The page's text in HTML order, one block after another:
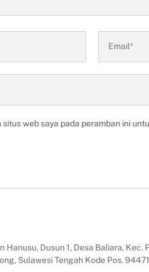
situs web saya pada peramban ini
Hanusu, Dusun 1, Desa Baliara, Kec.
Sulawesi Tengah Kode Pos. 94471